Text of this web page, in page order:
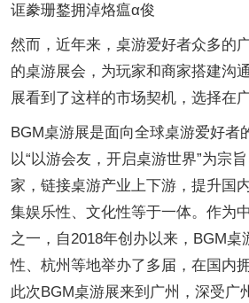
诓豢珊鍪拥淖烙瘟α俊
然而，近年来，桌游爱好者众多的
的桌游展会，为玩家和商家搭建沟
展看到了这样的市场契机，选择在
BGM桌游展是面向全球桌游爱好者
以“以游会友，开启桌游世界”为宗
家，链接桌游产业上下游，提升国
集娱乐性、文化性等于一体。作为
之一，自2018年创办以来，BGM桌
性、杭州等地举办了多届，在国内
此次BGM桌游展来到广州，深受广